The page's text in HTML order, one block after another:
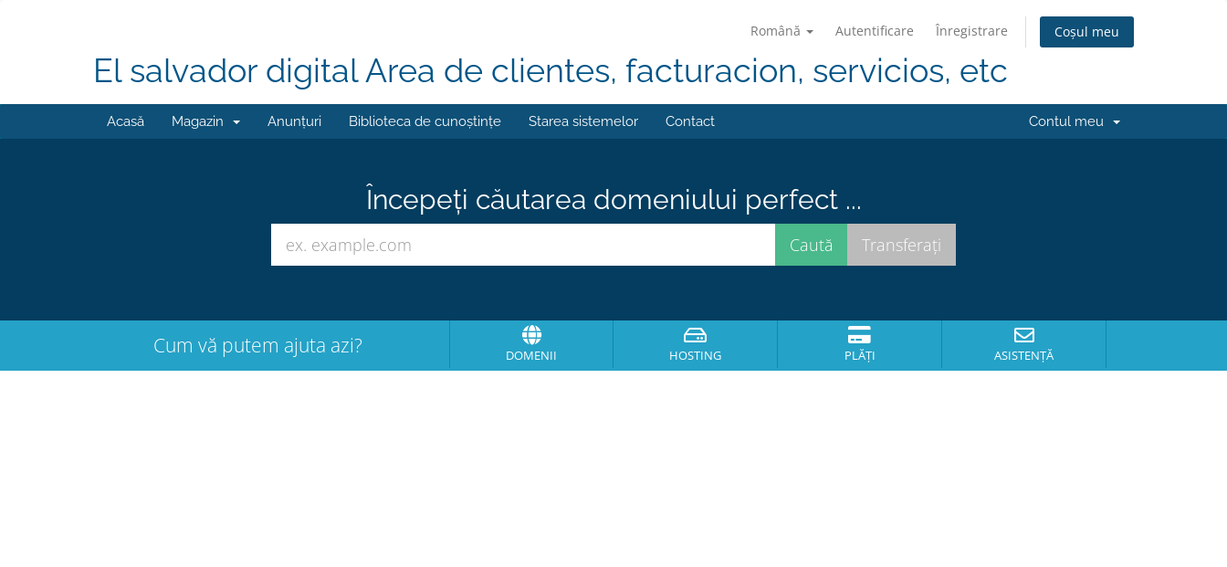
Română Autentificare Înregistrare Coșul meu
El salvador digital Area de clientes, facturacion, servicios, etc
Acasă Magazin Anunțuri Biblioteca de cunoștințe Starea sistemelor Contact Contul meu
Începeți căutarea domeniului perfect ...
Cum vă putem ajuta azi? DOMENII HOSTING PLĂȚI ASISTENȚĂ